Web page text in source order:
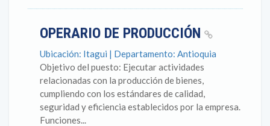
OPERARIO DE PRODUCCIÓN
Ubicación: Itagui | Departamento: Antioquia
Objetivo del puesto: Ejecutar actividades
relacionadas con la producción de bienes,
cumpliendo con los estándares de calidad,
seguridad y eficiencia establecidos por la empresa.
Funciones...